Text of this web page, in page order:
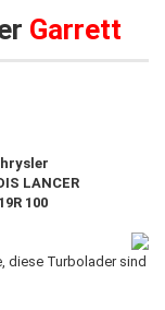
Garrett
LANCER
100
diese Turbolader sind